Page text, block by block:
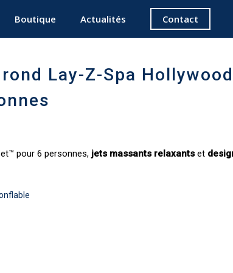
Boutique Actualités Contact
Lay-Z-Spa Hollywood
pour 6 personnes, jets massants relaxants et